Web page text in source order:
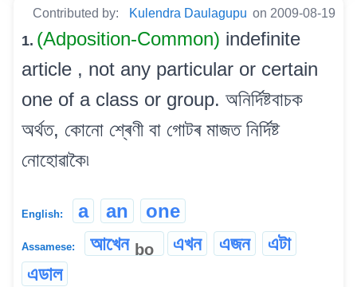
Contributed by: Kulendra Daulagupu on 2009-08-19
1. (Adposition-Common) indefinite
article , not any particular or certain
one of a class or group. অনিৰ্দিষ্টবাচক
অৰ্থত, কোনো শ্ৰেণী বা গোটৰ মাজত নিৰ্দিষ্ট
নোহোৱাকৈ৷
English: a an one
Assamese: আখেন bo এখন এজন
এটা
এডাল